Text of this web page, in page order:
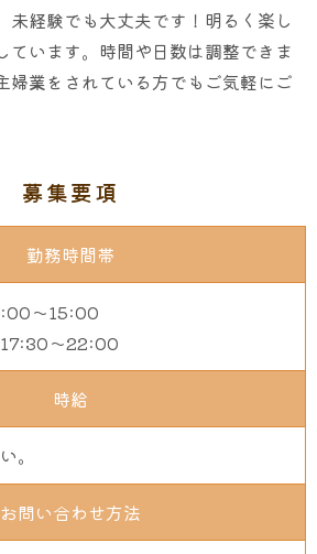
未経験でも大丈夫です！明るく楽し
います。 時間や日数は調整できま
婦業をされている方でもご気軽にご
募集要項
勤務時間帯
～15:00
17:30～22:00
時給
。
お問い合わせ方法